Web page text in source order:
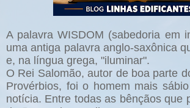
A palavra WISDOM (sabedoria em
uma antiga palavra anglo-saxônica
e, na língua grega, "iluminar".
O Rei Salomão, autor de boa parte
Provérbios, foi o homem mais
notícia. Entre todas as bênçãos que